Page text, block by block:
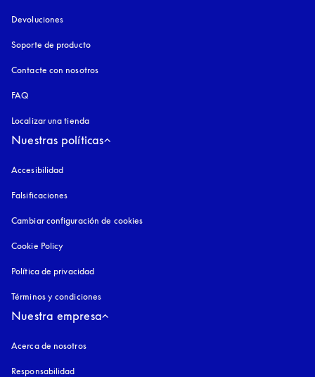
Devoluciones
Soporte de producto
Contacte con nosotros
FAQ
Localizar una tienda
Nuestras políticas
Accesibilidad
Falsificaciones
Cambiar configuración de cookies
Cookie Policy
Política de privacidad
Términos y condiciones
Nuestra empresa
Acerca de nosotros
Responsabilidad